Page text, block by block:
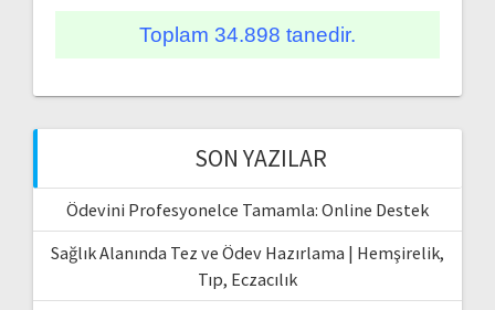
Toplam 34.898 tanedir.
SON YAZILAR
Ödevini Profesyonelce Tamamla: Online Destek
Sağlık Alanında Tez ve Ödev Hazırlama | Hemşirelik,
Tıp, Eczacılık